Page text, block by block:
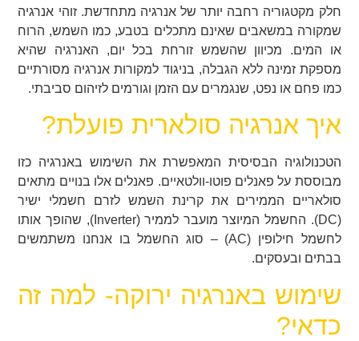
חלק מקטגוריה רחבה יותר של אנרגיה מתחדשת. זוהי אנרגיה
שמקורה במשאבים שאינם מתכלים בטבע, כמו השמש, הרוח
או המים. מכיוון שהשמש זורחת בכל יום, האנרגיה שהיא
מספקת זמינה ללא הגבלה, בניגוד למקורות אנרגיה מסורתיים
כמו פחם או נפט, שנגמרים עם הזמן וגורמים לזיהום סביבתי.
איך אנרגיה סולארית פועלת?
הטכנולוגיה הבסיסית המאפשרת את השימוש באנרגיה כזו
מבוססת על פאנלים פוטו-וולטאיים. פאנלים אלו בנויים מתאים
סולאריים הממירים את קרינת השמש לזרם חשמלי ישיר
(DC). החשמל המיוצר מועבר לממיר (Inverter), שהופך אותו
לחשמל חילופין (AC) – סוג החשמל בו אנחנו משתמשים
בבתים ובעסקים.
שימוש באנרגיה ירוקה- למה זה
כדאי?